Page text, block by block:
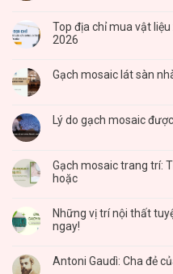
Top địa chỉ mua vật
2026
Gạch mosaic lát sàn
Lý do gạch mosaic
Gạch mosaic trang trí:
hoặc
Những vị trí nội thất
ngay!
Antoni Gaudì: Cha đẻ